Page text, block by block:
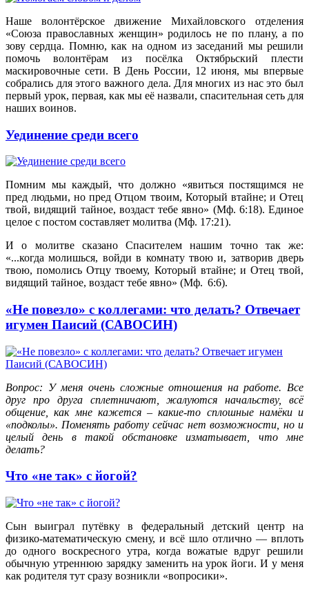
Наше волонтёрское движение Михайловского отделения
«Союза православных женщин» родилось не по плану, а по
зову сердца. Помню, как на одном из заседаний мы решили
помочь волонтёрам из посёлка Октябрьский плести
маскировочные сети. В День России, 12 июня, мы впервые
собрались для этого важного дела. Для многих из нас это был
первый урок, первая, как мы её назвали, спасительная сеть для
наших воинов.
Уединение среди всего
Помним мы каждый, что должно «явиться постящимся не
пред людьми, но пред Отцом твоим, Который втайне; и Отец
твой, видящий тайное, воздаст тебе явно» (Мф. 6:18). Единое
целое с постом составляет молитва (Мф. 17:21).
И о молитве сказано Спасителем нашим точно так же:
«...когда молишься, войди в комнату твою и, затворив дверь
твою, помолись Отцу твоему, Который втайне; и Отец твой,
видящий тайное, воздаст тебе явно» (Мф. 6:6).
«Не повезло» с коллегами: что делать? Отвечает
игумен Паисий (САВОСИН)
Вопрос: У меня очень сложные отношения на работе. Все
друг про друга сплетничают, жалуются начальству, всё
общение, как мне кажется – какие-то сплошные намёки и
«подколы». Поменять работу сейчас нет возможности, но и
целый день в такой обстановке изматывает, что мне
делать?
Что «не так» с йогой?
Сын выиграл путёвку в федеральный детский центр на
физико-математическую смену, и всё шло отлично — вплоть
до одного воскресного утра, когда вожатые вдруг решили
обычную утреннюю зарядку заменить на урок йоги. И у меня
как родителя тут сразу возникли «вопросики».